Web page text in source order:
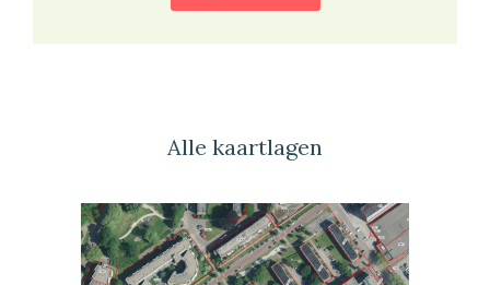
Alle kaartlagen